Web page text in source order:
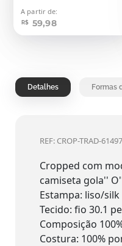
A partir de:
R$ 59,98
Detalhes Formas
REF: CROP-TRAD-
Cropped com
camiseta gola''
Estampa: liso/silk
Tecido: fio 30.1
Composição
Costura: 100%